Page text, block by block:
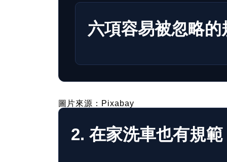
六項容易被忽略的
圖片來源：Pixabay
2. 在家洗車也有規範